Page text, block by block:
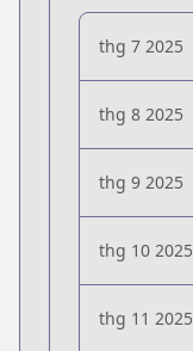
thg 7 2025
thg 8 2025
thg 9 2025
thg 10 2025
thg 11 2025